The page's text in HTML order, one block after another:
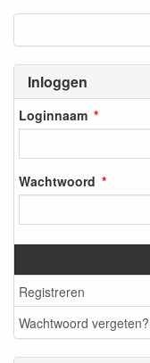
Inloggen
Loginnaam
Wachtwoord
Registreren
Wachtwoord vergeten?